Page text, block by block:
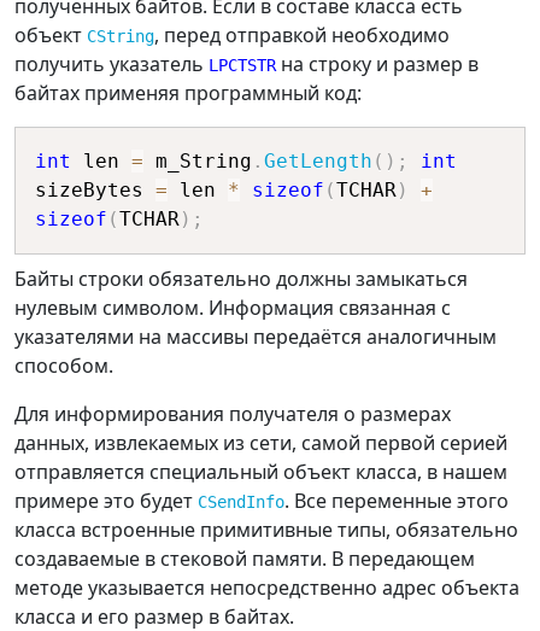
полученных байтов. Если в составе класса есть
объект CString, перед отправкой необходимо
получить указатель LPCTSTRна строку и размер в
байтах применяя программный код:
int len = m_String . GetLength ( ) ;
int
sizeBytes = len * sizeof (TCHAR)
+
sizeof (TCHAR) ;
Байты строки обязательно должны замыкаться
нулевым символом. Информация связанная с
указателями на массивы передаётся аналогичным
способом.
Для информирования получателя о размерах
данных, извлекаемых из сети, самой первой серией
отправляется специальный объект класса, в нашем
примере это будет CSendInfo. Все переменные этого
класса встроенные примитивные типы, обязательно
создаваемые в стековой памяти. В передающем
методе указывается непосредственно адрес объекта
класса и его размер в байтах.